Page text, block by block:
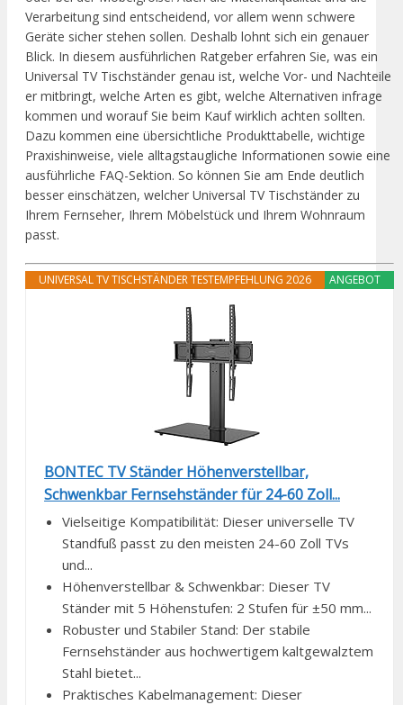
Verarbeitung sind entscheidend, vor allem wenn schwere
Geräte sicher stehen sollen. Deshalb lohnt sich ein genauer
Blick. In diesem ausführlichen Ratgeber erfahren Sie, was ein
Universal TV Tischständer genau ist, welche Vor- und Nachteile
er mitbringt, welche Arten es gibt, welche Alternativen infrage
kommen und worauf Sie beim Kauf wirklich achten sollten.
Dazu kommen eine übersichtliche Produkttabelle, wichtige
Praxishinweise, viele alltagstaugliche Informationen sowie eine
ausführliche FAQ-Sektion. So können Sie am Ende deutlich
besser einschätzen, welcher Universal TV Tischständer zu
Ihrem Fernseher, Ihrem Möbelstück und Ihrem Wohnraum
passt.
ANGEBOT
UNIVERSAL TV TISCHSTÄNDER TESTEMPFEHLUNG 2026
BONTEC TV Ständer Höhenverstellbar,
Schwenkbar Fernsehständer für 24-60 Zoll...
Vielseitige Kompatibilität: Dieser universelle TV
Standfuß passt zu den meisten 24-60 Zoll TVs
und...
Höhenverstellbar & Schwenkbar: Dieser TV
Ständer mit 5 Höhenstufen: 2 Stufen für ±50 mm...
Robuster und Stabiler Stand: Der stabile
Fernsehständer aus hochwertigem kaltgewalztem
Stahl bietet...
Praktisches Kabelmanagement: Dieser